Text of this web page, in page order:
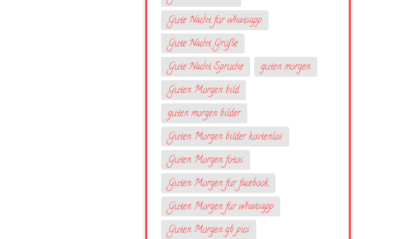
Gute Nacht für whatsapp
Gute Nacht Grüße
Gute Nacht Sprüche
guten morgen
Guten Morgen bild
guten morgen bilder
Guten Morgen bilder kostenlos
Guten Morgen fotos
Guten Morgen für facebook
Guten Morgen für whatsapp
Guten Morgen gb pics